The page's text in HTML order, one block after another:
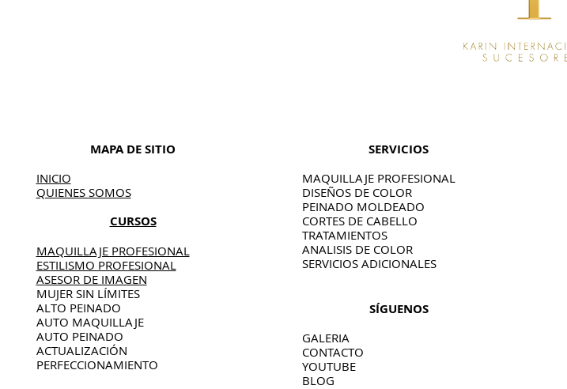
MAPA DE SITIO
INICIO
QUIENES SOMOS
CURSOS
MAQUILLAJE PROFESIONAL
ESTILISMO PROFESIONAL
ASESOR DE IMAGEN
MUJER SIN LÍMITES
ALTO PEINADO
AUTO MAQUILLAJE
AUTO PEINADO
ACTUALIZACIÓN
PERFECCIONAMIENTO
SERVICIOS
MAQUILLAJE PROFESIONAL
DISEÑOS DE COLOR
PEINADO MOLDEADO
CORTES DE CABELLO
TRATAMIENTOS
ANALISIS DE COLOR
SERVICIOS ADICIONALES
SÍGUENOS
GALERIA
CONTACTO
YOUTUBE
BLOG